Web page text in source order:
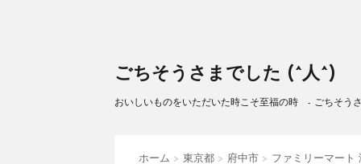
ごちそうさまでした (^人^)
おいしいものをいただいた時こそ至福の時 - ごちそう
ホーム > 東京都 > 府中市 > ファミリーマート